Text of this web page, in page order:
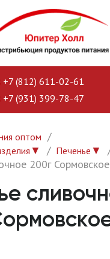
+7 (812) 611-02-61
+7 (931) 399-78-47
оптом
▼ Печенье ▼
200г Сормовское